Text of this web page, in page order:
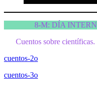
8-M: DÍA
Cuentos sobre
cuentos-2o
cuentos-3o